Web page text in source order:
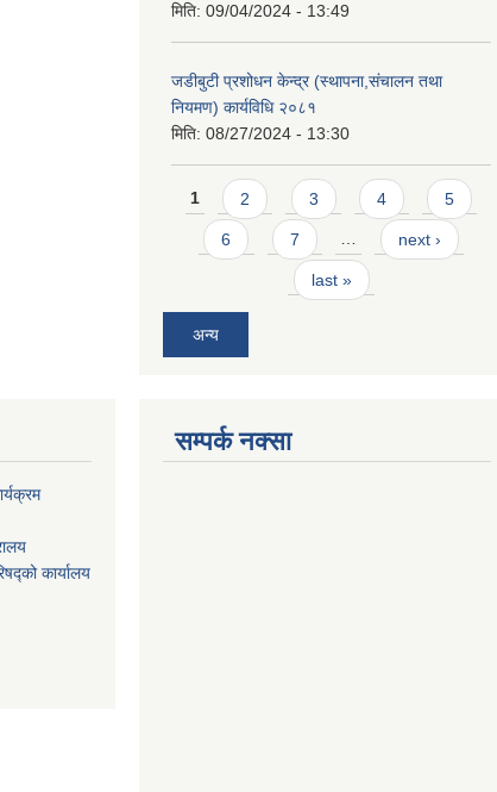
मिति: 09/04/2024 - 13:49
जडीबुटी प्रशोधन केन्द्र (स्थापना,संचालन तथा
नियमण) कार्यविधि २०८१
मिति: 08/27/2024 - 13:30
Pages
1 2 3 4 5
6 7 … next ›
last »
अन्य
कार्यालय
सम्पर्क नक्सा